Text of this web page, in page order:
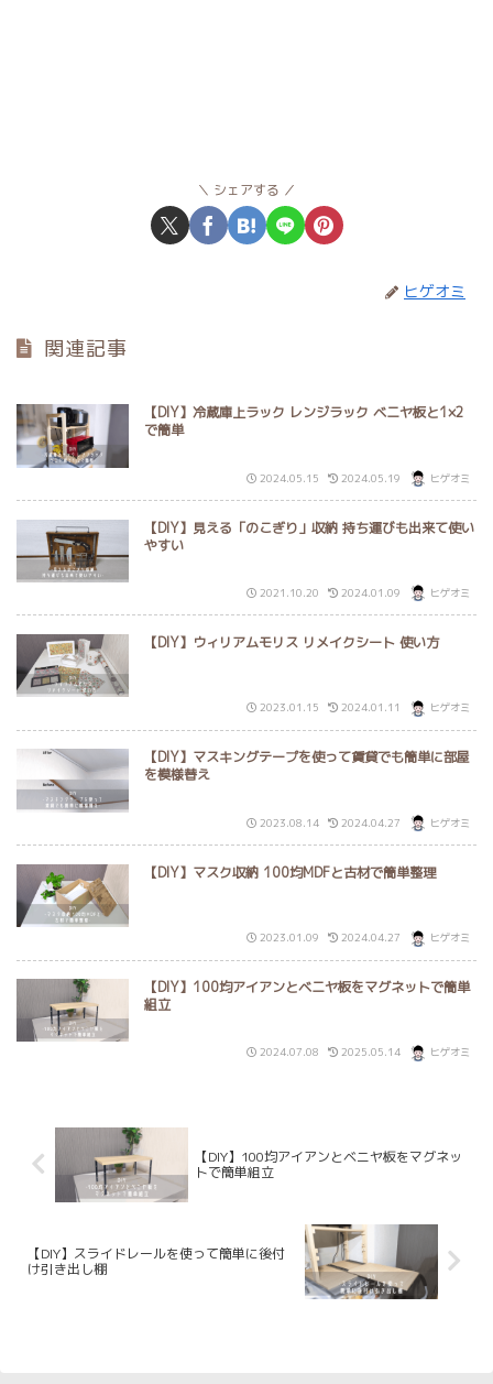
シェアする
ヒゲオミ
関連記事
【DIY】冷蔵庫上ラック レンジラック ベニヤ板と1×2
で簡単
2024.05.15 2024.05.19 ヒゲオミ
【DIY】見える「のこぎり」収納 持ち運びも出来て使い
やすい
2021.10.20 2024.01.09 ヒゲオミ
【DIY】ウィリアムモリス リメイクシート 使い方
2023.01.15 2024.01.11 ヒゲオミ
【DIY】マスキングテープを使って賃貸でも簡単に部屋
を模様替え
2023.08.14 2024.04.27 ヒゲオミ
【DIY】マスク収納 100均MDFと古材で簡単整理
2023.01.09 2024.04.27 ヒゲオミ
【DIY】100均アイアンとベニヤ板をマグネットで簡単
組立
2024.07.08 2025.05.14 ヒゲオミ
【DIY】100均アイアンとベニヤ板をマグネッ
トで簡単組立
【DIY】スライドレールを使って簡単に後付
け引き出し棚